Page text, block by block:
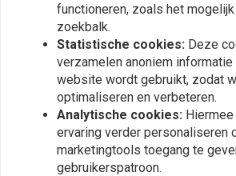
456 Range Monoshock Topline
Zelfinstellende Mono gas dempers - 50mm
zuiger - 16mm geharde as met lage frictie -
Voorbelasting afstelbaar met steeksleutel -
klikken - Instelbare lengte (indien technisch
zijn modelspecifiek
Vergelijkbare producten
functioneren, zoals het mogelijk
zoekbalk.
Statistische cookies: Deze
verzamelen anoniem
website wordt gebruikt, zodat
optimaliseren en verbeteren.
Analytische cookies:
ervaring verder personaliseren
marketingtools toegang te
gebruikerspatroon.